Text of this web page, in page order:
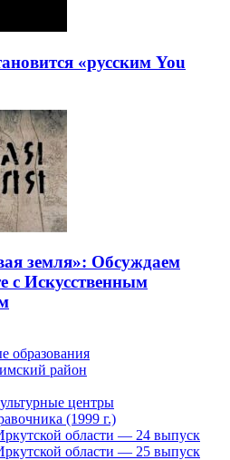
«русским You
земля»: Обсуждаем
с Искусственным
образования
район
центры
(1999 г.)
области — 24 выпуск
области — 25 выпуск